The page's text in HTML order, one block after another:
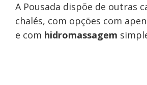
A Pousada dispõe de outras
chalés, com opções com
e com hidromassagem